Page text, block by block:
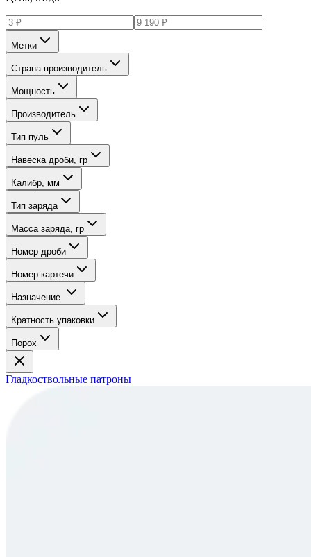
Метки
Страна производитель
Мощность
Производитель
Тип пуль
Навеска дроби, гр
Калибр, мм
Тип заряда
Масса заряда, гр
Номер дроби
Номер картечи
Назначение
Кратность упаковки
Порох
Гладкоствольные патроны